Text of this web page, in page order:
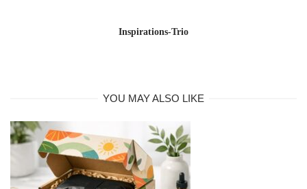
Inspirations-Trio
YOU MAY ALSO LIKE